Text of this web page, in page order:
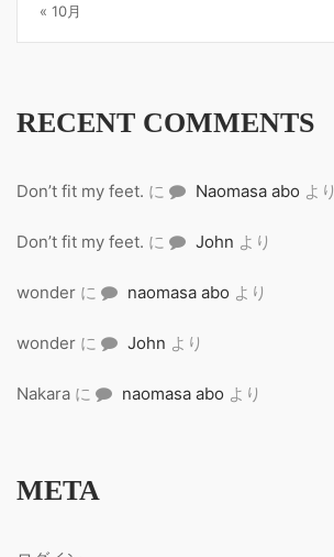
« 10月
RECENT COMMENTS
Don’t fit my feet. に Naomasa abo より
Don’t fit my feet. に John より
wonder に naomasa abo より
wonder に John より
Nakara に naomasa abo より
META